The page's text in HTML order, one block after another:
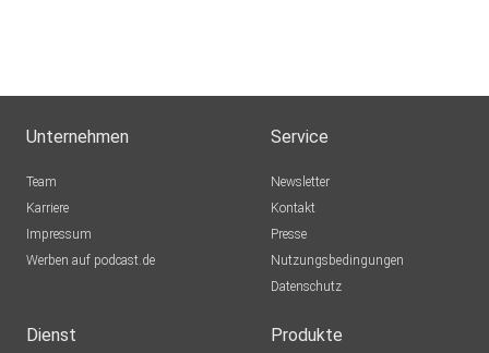
Unternehmen
Team
Karriere
Impressum
Werben auf podcast.de
Service
Newsletter
Kontakt
Presse
Nutzungsbedingungen
Datenschutz
Dienst Produkte